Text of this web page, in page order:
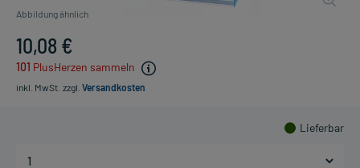
Abbildung ähnlich
10,08 €
101 PlusHerzen sammeln
inkl. MwSt. zzgl. Versandkosten
Lieferbar